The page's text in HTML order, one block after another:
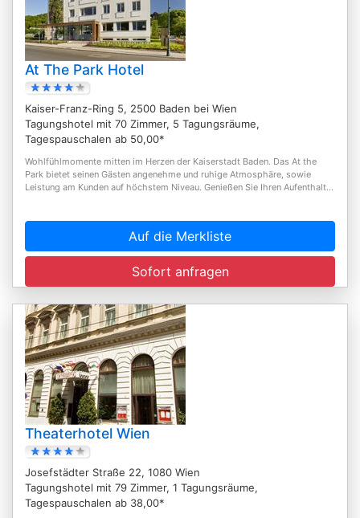
At The Park Hotel
Kaiser-Franz-Ring 5, 2500 Baden bei Wien
Tagungshotel mit 70 Zimmer, 5 Tagungsräume,
Tagespauschalen ab 50,00*
Wohlfühlmomente mitten im Herzen der Kaiserstadt Baden. Das At the
Park bietet seinen Gästen angenehme und ruhige Atmosphäre, sowie
Leistung am Kunden auf höchstem Niveau. Genießen Sie Ihren Aufenthalt...
Auf die Merkliste
Sofort anfragen
Theaterhotel Wien
Josefstädter Straße 22, 1080 Wien
Tagungshotel mit 79 Zimmer, 1 Tagungsräume,
Tagespauschalen ab 38,00*